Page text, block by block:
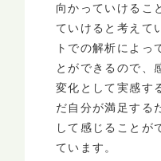
向かっていけるこ
ていけると考えて
トでの解析によっ
とができるので、
変化として実感す
だ自分が満足する
して感じることが
ています。